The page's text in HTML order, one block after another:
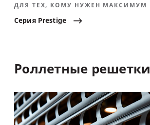
ДЛЯ ТЕХ, КОМУ НУЖЕН МАКСИМУМ
Серия Prestige
Роллетные решетки